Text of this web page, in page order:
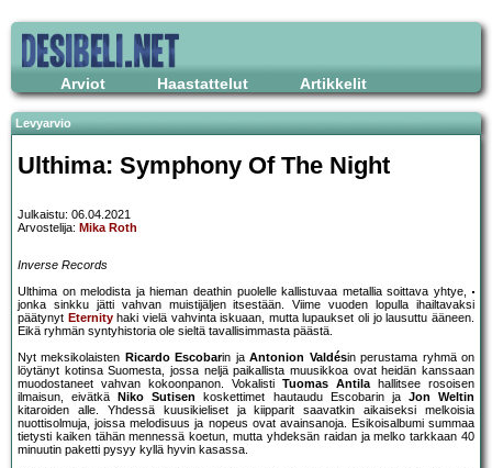
Arviot Haastattelut Artikkelit
Levyarvio
Ulthima: Symphony Of The Night
Julkaistu: 06.04.2021
Arvostelija: Mika Roth
Inverse Records
Ulthima on melodista ja hieman deathin puolelle kallistuvaa metallia soittava yhtye,
jonka sinkku jätti vahvan muistijäljen itsestään. Viime vuoden lopulla ihailtavaksi
päätynyt Eternityhaki vielä vahvinta iskuaan, mutta lupaukset oli jo lausuttu ääneen.
Eikä ryhmän syntyhistoria ole sieltä tavallisimmasta päästä.
Nyt meksikolaisten Ricardo Escobarin jaAntonion Valdésin perustama ryhmä on
löytänyt kotinsa Suomesta, jossa neljä paikallista muusikkoa ovat heidän kanssaan
muodostaneet vahvan kokoonpanon. Vokalisti Tuomas Antilahallitsee rosoisen
ilmaisun, eivätkä
Niko Sutisen koskettimet hautaudu Escobarin ja Jon Weltin
kitaroiden alle. Yhdessä kuusikieliset ja kiipparit saavatkin aikaiseksi melkoisia
nuottisolmuja, joissa melodisuus ja nopeus ovat avainsanoja. Esikoisalbumi summaa
tietysti kaiken tähän mennessä koetun, mutta yhdeksän raidan ja melko tarkkaan 40
minuutin paketti pysyy kyllä hyvin kasassa.